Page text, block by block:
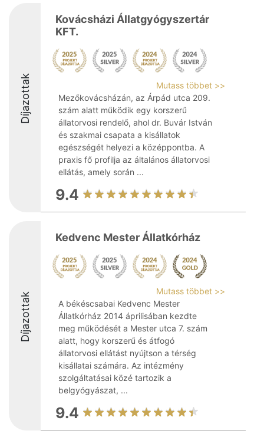
Díjazottak
Kovácsházi Állatgyógyszertár
KFT.
Mutass többet >>
Mezőkovácsházán, az Árpád utca 209.
szám alatt működik egy korszerű
állatorvosi rendelő, ahol dr. Buvár István
és szakmai csapata a kisállatok
egészségét helyezi a középpontba. A
praxis fő profilja az általános állatorvosi
ellátás, amely során ...
9.4
Díjazottak
Kedvenc Mester Állatkórház
Mutass többet >>
A békéscsabai Kedvenc Mester
Állatkórház 2014 áprilisában kezdte
meg működését a Mester utca 7. szám
alatt, hogy korszerű és átfogó
állatorvosi ellátást nyújtson a térség
kisállatai számára. Az intézmény
szolgáltatásai közé tartozik a
belgyógyászat, ...
9.4